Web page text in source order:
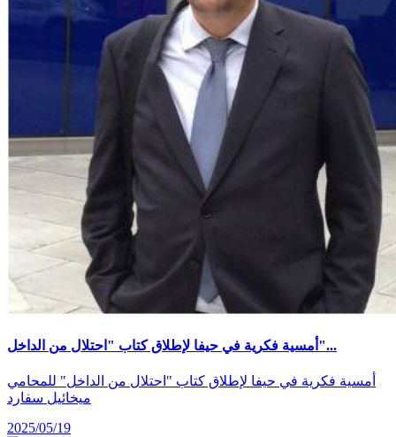
أمسية فكرية في حيفا لإطلاق كتاب "احتلال من الداخل"...
أمسية فكرية في حيفا لإطلاق كتاب "احتلال من الداخل" للمحامي
ميخائيل سفارد
2025/05/19